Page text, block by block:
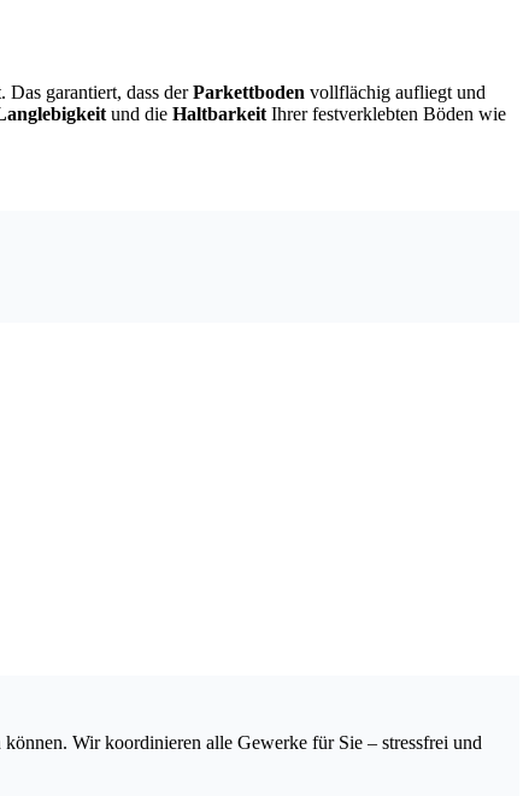
Das garantiert, dass derParkettboden vollflächig aufliegt und
und die Haltbarkeit Ihrer festverklebten Böden wie
Wir koordinieren alle Gewerke für Sie – stressfrei und